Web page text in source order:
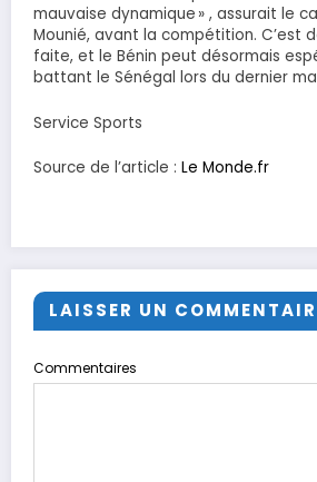
mauvaise dynamique » , assurait le
Mounié, avant la compétition. C’est
faite, et le Bénin peut désormais
battant le Sénégal lors du dernier
Service Sports
Source de l’article : Le Monde.fr
LAISSER UN
Commentaires